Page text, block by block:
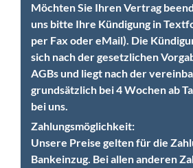
Möchten Sie Ihren Vertrag
uns bitte Ihre Kündigung in
per Fax oder eMail). Die
sich nach der gesetzlichen
AGBs und liegt nach der
grundsätzlich bei 4 Wochen ab
bei uns.
Zahlungsmöglichkeit:
Unsere Preise gelten für die
Bankeinzug. Bei allen anderen